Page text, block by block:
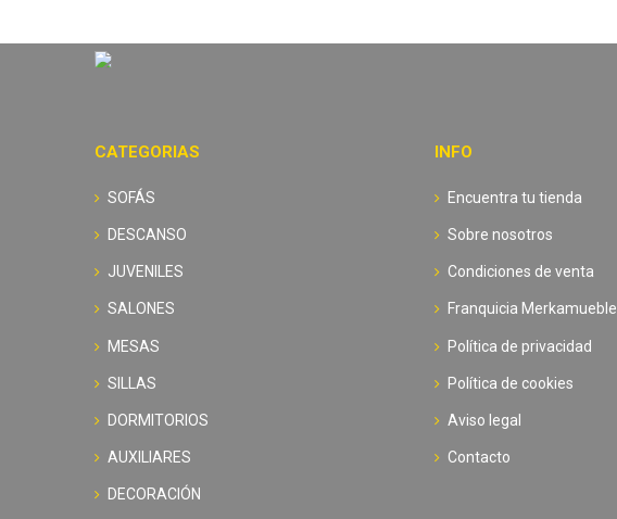
CATEGORIAS
SOFÁS
DESCANSO
JUVENILES
SALONES
MESAS
SILLAS
DORMITORIOS
AUXILIARES
DECORACIÓN
INFO
Encuentra tu tienda
Sobre nosotros
Condiciones de venta
Franquicia Merkamueble
Política de privacidad
Política de cookies
Aviso legal
Contacto